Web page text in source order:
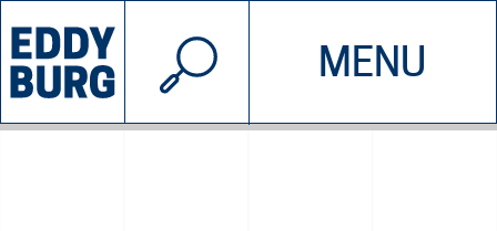
MENU
INIZIATIVE CHI SIAMO
© 2026 EDDYBURG